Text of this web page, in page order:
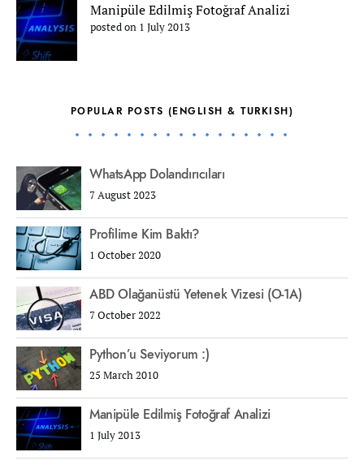
Manipüle Edilmiş Fotoğraf Analizi
posted on 1 July 2013
POPULAR POSTS (ENGLISH & TURKISH)
WhatsApp Dolandırıcıları
7 August 2023
Profilime Kim Baktı?
1 October 2020
ABD Olağanüstü Yetenek Vizesi (O-1A)
7 October 2022
Python’u Seviyorum :)
25 March 2010
Manipüle Edilmiş Fotoğraf Analizi
1 July 2013